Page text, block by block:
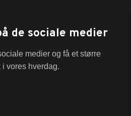
de sociale medier
medier og få et større
i vores hverdag.